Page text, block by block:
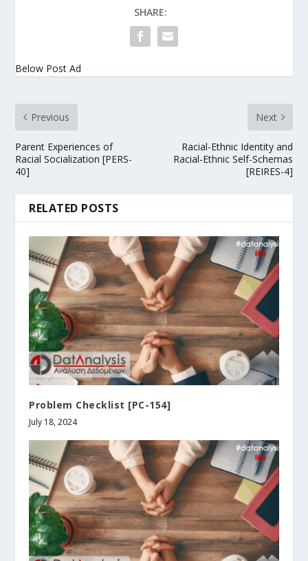
SHARE:
Below Post Ad
Previous
Parent Experiences of
Racial Socialization [PERS-
40]
Next
Racial-Ethnic Identity and
Racial-Ethnic Self-Schemas
[REIRES-4]
RELATED POSTS
Problem Checklist [PC-154]
July 18, 2024